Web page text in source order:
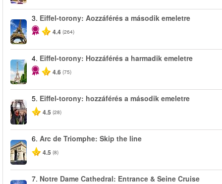
3. Eiffel-torony: Aozzáférés a második emeletre
4.4 (264)
4. Eiffel-torony: Hozzáférés a harmadik emeletre
4.6 (75)
5. Eiffel-torony: hozzáférés a második emeletre
4.5 (28)
6. Arc de Triomphe: Skip the line
4.5 (8)
7. Notre Dame Cathedral: Entrance & Seine Cruise